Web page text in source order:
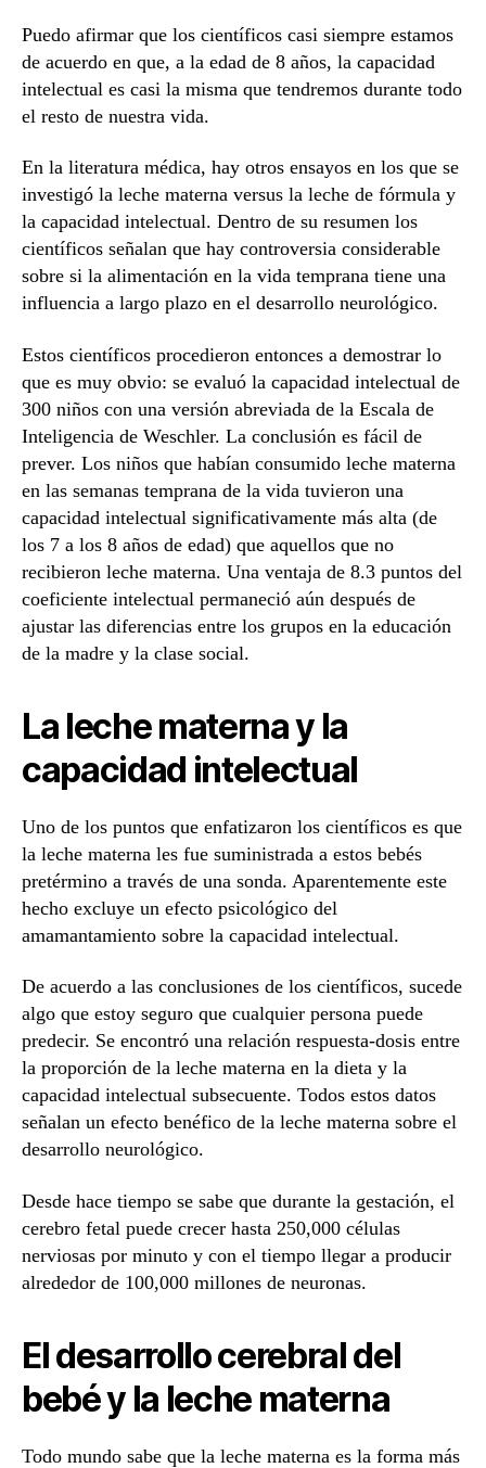
Puedo afirmar que los científicos casi siempre estamos
de acuerdo en que, a la edad de 8 años, la capacidad
intelectual es casi la misma que tendremos durante todo
el resto de nuestra vida.
En la literatura médica, hay otros ensayos en los que se
investigó la leche materna versus la leche de fórmula y
la capacidad intelectual. Dentro de su resumen los
científicos señalan que hay controversia considerable
sobre si la alimentación en la vida temprana tiene una
influencia a largo plazo en el desarrollo neurológico.
Estos científicos procedieron entonces a demostrar lo
que es muy obvio: se evaluó la capacidad intelectual de
300 niños con una versión abreviada de la Escala de
Inteligencia de Weschler. La conclusión es fácil de
prever. Los niños que habían consumido leche materna
en las semanas temprana de la vida tuvieron una
capacidad intelectual significativamente más alta (de
los 7 a los 8 años de edad) que aquellos que no
recibieron leche materna. Una ventaja de 8.3 puntos del
coeficiente intelectual permaneció aún después de
ajustar las diferencias entre los grupos en la educación
de la madre y la clase social.
La leche materna y la
capacidad intelectual
Uno de los puntos que enfatizaron los científicos es que
la leche materna les fue suministrada a estos bebés
pretérmino a través de una sonda. Aparentemente este
hecho excluye un efecto psicológico del
amamantamiento sobre la capacidad intelectual.
De acuerdo a las conclusiones de los científicos, sucede
algo que estoy seguro que cualquier persona puede
predecir. Se encontró una relación respuesta-dosis entre
la proporción de la leche materna en la dieta y la
capacidad intelectual subsecuente. Todos estos datos
señalan un efecto benéfico de la leche materna sobre el
desarrollo neurológico.
Desde hace tiempo se sabe que durante la gestación, el
cerebro fetal puede crecer hasta 250,000 células
nerviosas por minuto y con el tiempo llegar a producir
alrededor de 100,000 millones de neuronas.
El desarrollo cerebral del
bebé y la leche materna
Todo mundo sabe que la leche materna es la forma más